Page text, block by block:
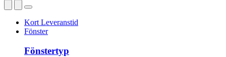
Kort Leveranstid
Fönster
Fönstertyp